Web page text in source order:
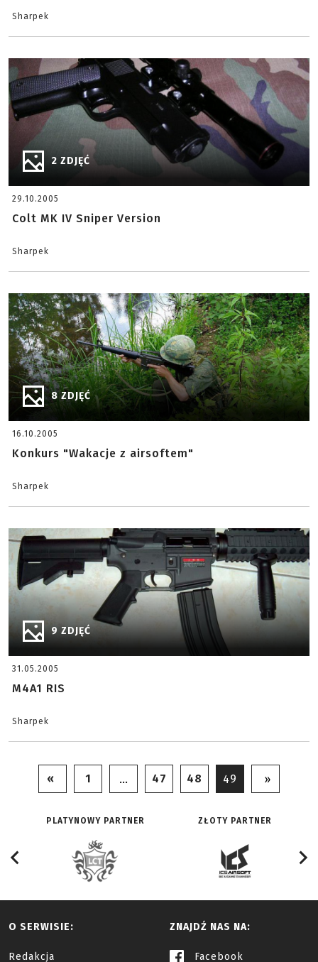
Sharpek
2 ZDJĘĆ
29.10.2005
Colt MK IV Sniper Version
Sharpek
8 ZDJĘĆ
16.10.2005
Konkurs "Wakacje z airsoftem"
Sharpek
9 ZDJĘĆ
31.05.2005
M4A1 RIS
Sharpek
« 1 … 47 48 49 »
PLATYNOWY PARTNER ZŁOTY PARTNER
O SERWISIE:
Redakcja
ZNAJDŹ NAS NA:
Facebook